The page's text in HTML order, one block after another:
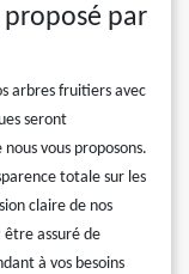
par
arbres fruitiers avec
seront
vous proposons.
totale sur les
claire de nos
être assuré de
à vos besoins